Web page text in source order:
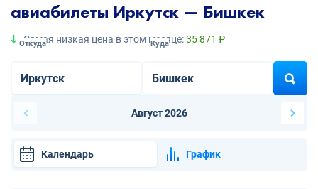
авиабилеты Иркутск — Бишкек
Самая низкая цена в этом месяце:35 871 ₽
Откуда Куда
Август 2026
Календарь График